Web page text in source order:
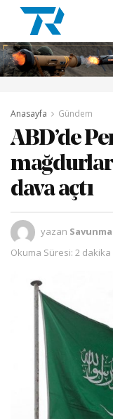
Anasayfa Gündem
ABD’de
dava açtı
yazan
Okuma Süresi: 2